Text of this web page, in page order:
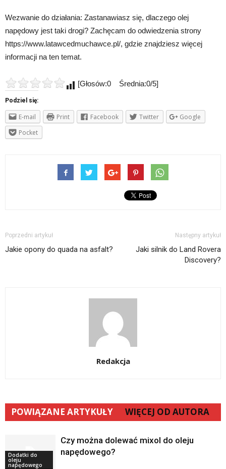
Wezwanie do działania: Zastanawiasz się, dlaczego olej
napędowy jest taki drogi? Zachęcam do odwiedzenia strony
https://www.latawcedmuchawce.pl/, gdzie znajdziesz więcej
informacji na ten temat.
[Głosów:0 Średnia:0/5]
Podziel się:
E-mail Print Facebook Twitter
Google
Pocket
Poprzedni artykuł
Jakie opony do quada na asfalt?
Następny artykuł
Jaki silnik do Land Rovera
Discovery?
Redakcja
POWIĄZANE ARTYKUŁY WIĘCEJ OD AUTORA
Dodatki do
oleju
napędowego
Czy można dolewać mixol do oleju
napędowego?